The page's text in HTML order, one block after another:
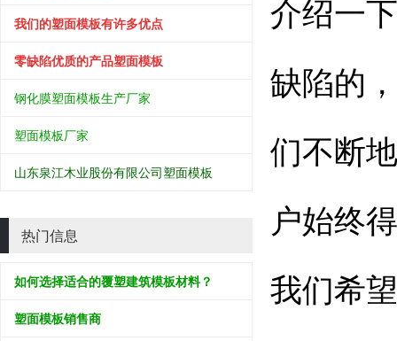
我们的塑面模板有许多优点
零缺陷优质的产品塑面模板
钢化膜塑面模板生产厂家
塑面模板厂家
山东泉江木业股份有限公司塑面模板
热门信息
如何选择适合的覆塑建筑模板材料？
塑面模板销售商
介绍一
缺陷的
们不断
户始终
我们希